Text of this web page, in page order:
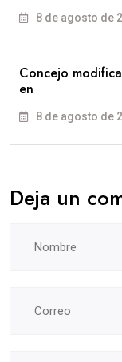
8 de agosto de
Concejo
en
8 de agosto de
Deja un